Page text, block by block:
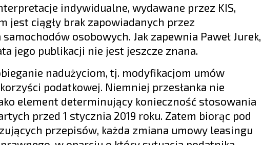
indywidualne, wydawane przez KIS,
jest ciągły brak zapowiadanych przez
osobowych. Jak zapewnia Paweł Jurek,
jego publikacji nie jest jeszcze znana.
nadużyciom, tj. modyfikacjom umów
podatkowej. Niemniej przesłanka nie
element determinujący konieczność stosowania
przed 1 stycznia 2019 roku. Zatem biorąc pod
przepisów, każda zmiana umowy leasingu